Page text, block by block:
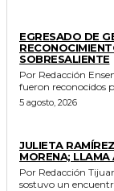
EGRESADO DE
SOBRESALIENTE
Por Redacción
fueron reconocidos
5 agosto, 2026
JULIETA
MORENA;
Por Redacción Tijuana.- La senadora con licencia, Julieta Ramírez Padilla,
sostuvo un